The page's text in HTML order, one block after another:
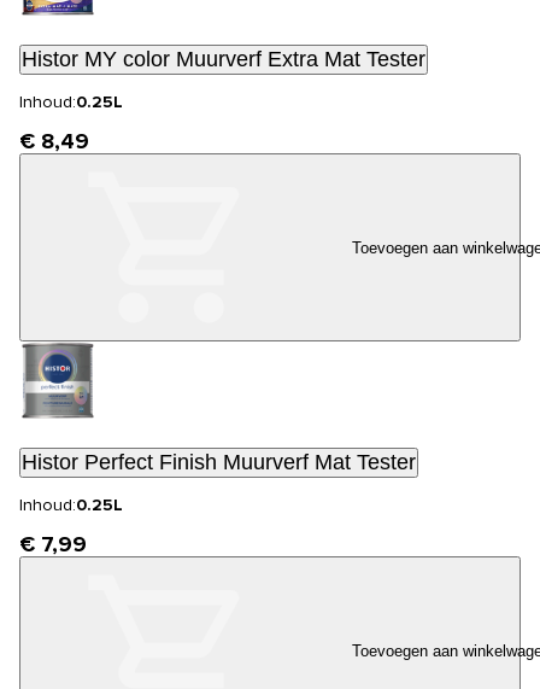
Histor MY color Muurverf Extra Mat Tester
Inhoud:0.25L
€ 8,49
Toevoegen aan
Histor Perfect Finish Muurverf Mat Tester
Inhoud:0.25L
€ 7,99
Toevoegen aan